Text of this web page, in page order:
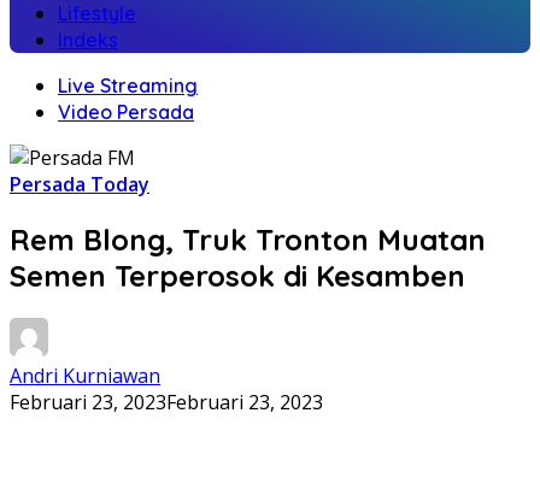
Lifestyle
Indeks
Live Streaming
Video Persada
Persada Today
Rem Blong, Truk Tronton Muatan
Semen Terperosok di Kesamben
Andri Kurniawan
Februari 23, 2023Februari 23, 2023